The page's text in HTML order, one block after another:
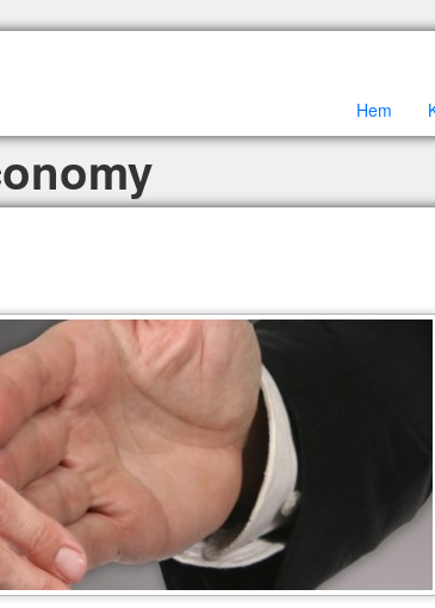
Hem